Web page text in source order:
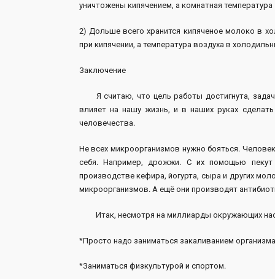
уничтожены кипячением, а комнатная
2) Дольше всего хранится кипяченое молоко в
при кипячении, а температура воздуха в
Заключение
Я считаю, что цель работы достигнута,
влияет на нашу жизнь, и в наших руках
человечества.
Не всех микроорганизмов нужно бояться.
себя. Например, дрожжи. С их помощью пекут
производстве кефира, йогурта, сыра и других
микроорганизмов. А ещё они производят
Итак, несмотря на миллиарды окружающих
*Просто надо заниматься закаливанием
*Заниматься физкультурой и спортом.